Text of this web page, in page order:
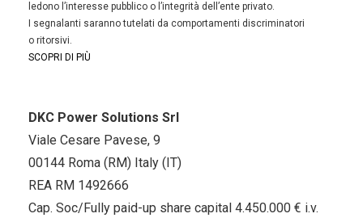
ledono l’interesse pubblico o l’integrità dell’ente privato.
I segnalanti saranno tutelati da comportamenti discriminatori
o ritorsivi.
SCOPRI DI PIÙ
DKC Power Solutions Srl
Viale Cesare Pavese, 9
00144 Roma (RM) Italy (IT)
REA RM 1492666
Cap. Soc/Fully paid-up share capital 4.450.000 € i.v.